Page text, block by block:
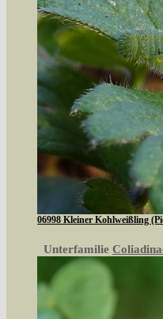
06998 Kleiner Kohlweißling
Unterfamilie